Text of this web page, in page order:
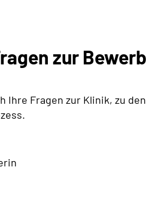
zur
Ihre Fragen zur Klinik, zu